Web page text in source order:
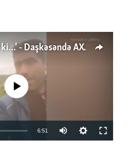
'Məni təpiklədilər ki...' - Daşkəsəndə AXCP fəalının yaxınları onun həbsinə etiraz edirlər
currently available
6:51